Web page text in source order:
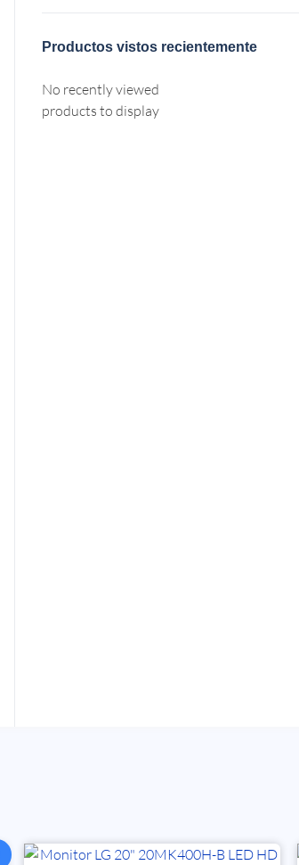
Productos vistos recientemente
No recently viewed
products to display